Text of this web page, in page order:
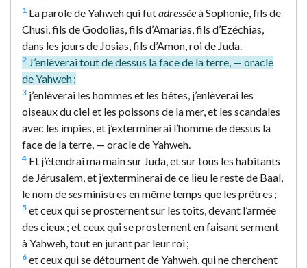
1 La parole de Yahweh qui futadresséeà Sophonie, fils de
Chusi, fils de Godolias, fils d’Amarias, fils d’Ezéchias,
dans les jours de Josias, fils d’Amon, roi de Juda.
2 J’enlèverai tout de dessus la face de la terre, — oracle
de Yahweh ;
3 j’enlèverai les hommes et les bêtes, j’enlèverai les
oiseaux du ciel et les poissons de la mer, et les scandales
avec les impies, et j’exterminerai l’homme de dessus la
face de la terre, — oracle de Yahweh.
4 Et j’étendrai ma main sur Juda, et sur tous les habitants
de Jérusalem, et j’exterminerai de ce lieu le reste de Baal,
le nom de sesministres en même temps que les prêtres ;
5 et ceux qui se prosternent sur les toits, devant l’armée
des cieux ; et ceux qui se prosternent en faisant serment
à Yahweh, tout en jurant par leur roi ;
6 et ceux qui se détournent de Yahweh, qui ne cherchent